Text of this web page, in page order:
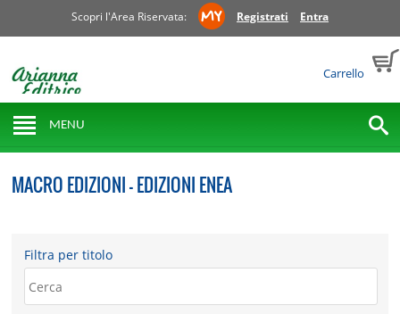
Scopri l'Area Riservata: Registrati Entra
Carrello
MENU
MACRO EDIZIONI - EDIZIONI ENEA
Filtra per titolo